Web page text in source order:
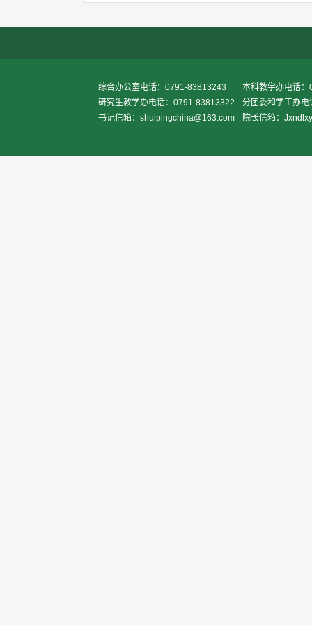
综合办公室电话：0791-83813243
本科教学办电话
研究生教学办电话：0791-83813322
分团委和学工办
书记信箱：shuipingchina@163.com
院长信箱：